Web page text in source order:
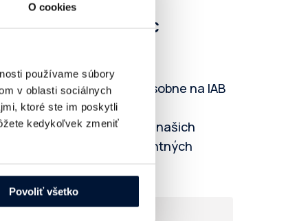
O cookies
používame súbory
v oblasti sociálnych
ktoré ste im poskytli
kedykoľvek zmeniť
Povoliť všetko
členstve najviac
sa vždy radi vidíme osobne na IAB
priniesť novinky z našich
v rôznych relevantných